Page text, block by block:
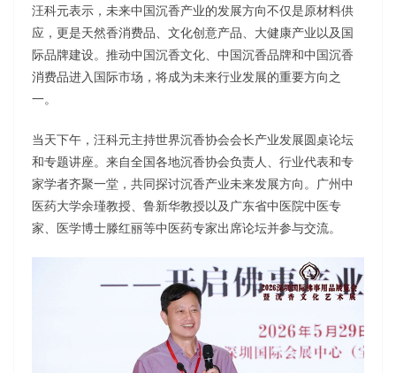
汪科元表示，未来中国沉香产业的发展方向不仅是原材料供
应，更是天然香消费品、文化创意产品、大健康产业以及国
际品牌建设。推动中国沉香文化、中国沉香品牌和中国沉香
消费品进入国际市场，将成为未来行业发展的重要方向之
一。
当天下午，汪科元主持世界沉香协会会长产业发展圆桌论坛
和专题讲座。来自全国各地沉香协会负责人、行业代表和专
家学者齐聚一堂，共同探讨沉香产业未来发展方向。广州中
医药大学余瑾教授、鲁新华教授以及广东省中医院中医专
家、医学博士滕红丽等中医药专家出席论坛并参与交流。